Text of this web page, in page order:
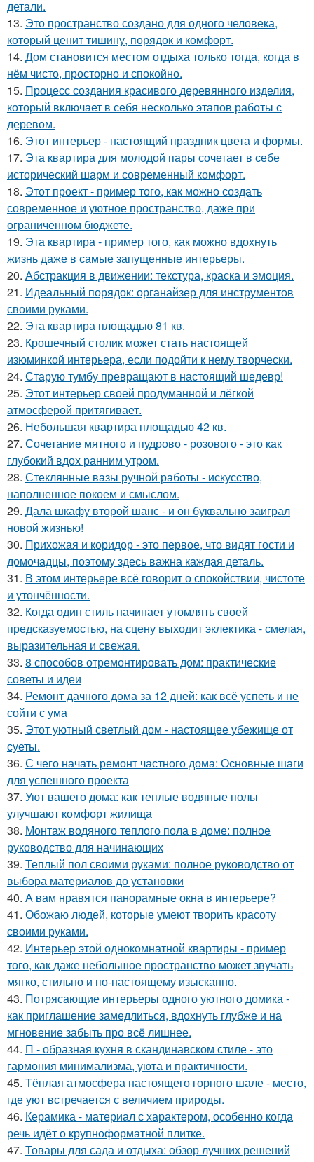
детали.
13. Это пространство создано для одного человека,
который ценит тишину, порядок и комфорт.
14. Дом становится местом отдыха только тогда, когда в
нём чисто, просторно и спокойно.
15. Процесс создания красивого деревянного изделия,
который включает в себя несколько этапов работы с
деревом.
16. Этот интерьер - настоящий праздник цвета и формы.
17. Эта квартира для молодой пары сочетает в себе
исторический шарм и современный комфорт.
18. Этот проект - пример того, как можно создать
современное и уютное пространство, даже при
ограниченном бюджете.
19. Эта квартира - пример того, как можно вдохнуть
жизнь даже в самые запущенные интерьеры.
20. Абстракция в движении: текстура, краска и эмоция.
21. Идеальный порядок: органайзер для инструментов
своими руками.
22. Эта квартира площадью 81 кв.
23. Крошечный столик может стать настоящей
изюминкой интерьера, если подойти к нему творчески.
24. Старую тумбу превращают в настоящий шедевр!
25. Этот интерьер своей продуманной и лёгкой
атмосферой притягивает.
26. Небольшая квартира площадью 42 кв.
27. Сочетание мятного и пудрово - розового - это как
глубокий вдох ранним утром.
28. Стеклянные вазы ручной работы - искусство,
наполненное покоем и смыслом.
29. Дала шкафу второй шанс - и он буквально заиграл
новой жизнью!
30. Прихожая и коридор - это первое, что видят гости и
домочадцы, поэтому здесь важна каждая деталь.
31. В этом интерьере всё говорит о спокойствии, чистоте
и утончённости.
32. Когда один стиль начинает утомлять своей
предсказуемостью, на сцену выходит эклектика - смелая,
выразительная и свежая.
33. 8 способов отремонтировать дом: практические
советы и идеи
34. Ремонт дачного дома за 12 дней: как всё успеть и не
сойти с ума
35. Этот уютный светлый дом - настоящее убежище от
суеты.
36. С чего начать ремонт частного дома: Основные шаги
для успешного проекта
37. Уют вашего дома: как теплые водяные полы
улучшают комфорт жилища
38. Монтаж водяного теплого пола в доме: полное
руководство для начинающих
39. Теплый пол своими руками: полное руководство от
выбора материалов до установки
40. А вам нравятся панорамные окна в интерьере?
41. Обожаю людей, которые умеют творить красоту
своими руками.
42. Интерьер этой однокомнатной квартиры - пример
того, как даже небольшое пространство может звучать
мягко, стильно и по-настоящему изысканно.
43. Потрясающие интерьеры одного уютного домика -
как приглашение замедлиться, вдохнуть глубже и на
мгновение забыть про всё лишнее.
44. П - образная кухня в скандинавском стиле - это
гармония минимализма, уюта и практичности.
45. Тёплая атмосфера настоящего горного шале - место,
где уют встречается с величием природы.
46. Керамика - материал с характером, особенно когда
речь идёт о крупноформатной плитке.
47. Товары для сада и отдыха: обзор лучших решений